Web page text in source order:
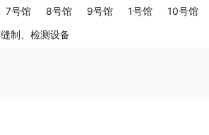
7号馆 8号馆 9号馆 1号馆
10号馆
缝制、检测设备